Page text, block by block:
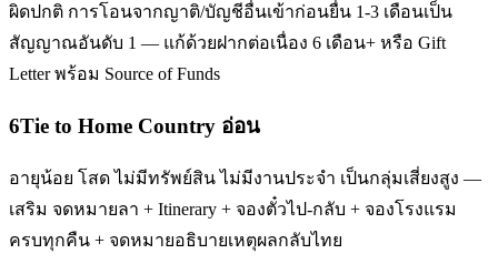
ผิดปกติ การโอนจากญาติ/บัญชีอื่นเข้าก่อนยื่น 1-3 เดือนเป็น
สัญญาณอันดับ 1 — แก้ด้วยฝากต่อเนื่อง 6 เดือน+ หรือ Gift
Letter พร้อม Source of Funds
6Tie to Home Country อ่อน
อายุน้อย โสด ไม่มีทรัพย์สิน ไม่มีงานประจำ เป็นกลุ่มเสี่ยงสูง —
เสริม จดหมายลา + Itinerary + จองตั๋วไป-กลับ + จองโรงแรม
ครบทุกคืน + จดหมายอธิบายเหตุผลกลับไทย